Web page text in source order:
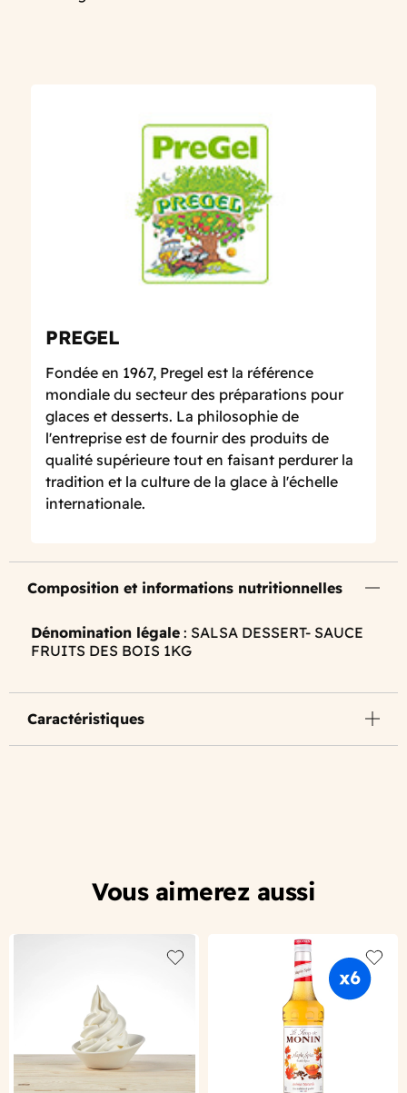
PREGEL
Fondée en 1967, Pregel est la référence
mondiale du secteur des préparations pour
glaces et desserts. La philosophie de
l'entreprise est de fournir des produits de
qualité supérieure tout en faisant perdurer la
tradition et la culture de la glace à l'échelle
internationale.
Composition et informations nutritionnelles
Dénomination légale : SALSA DESSERT- SAUCE
FRUITS DES BOIS 1KG
Caractéristiques
Vous aimerez aussi
Add